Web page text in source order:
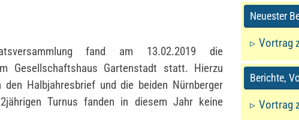
fand am 13.02.2019 die
Gesellschaftshaus Gartenstadt statt. Hierzu
Halbjahresbrief und die beiden Nürnberger
Turnus fanden in diesem Jahr keine
Neuester
Vortrag
Berichte,
Vortrag